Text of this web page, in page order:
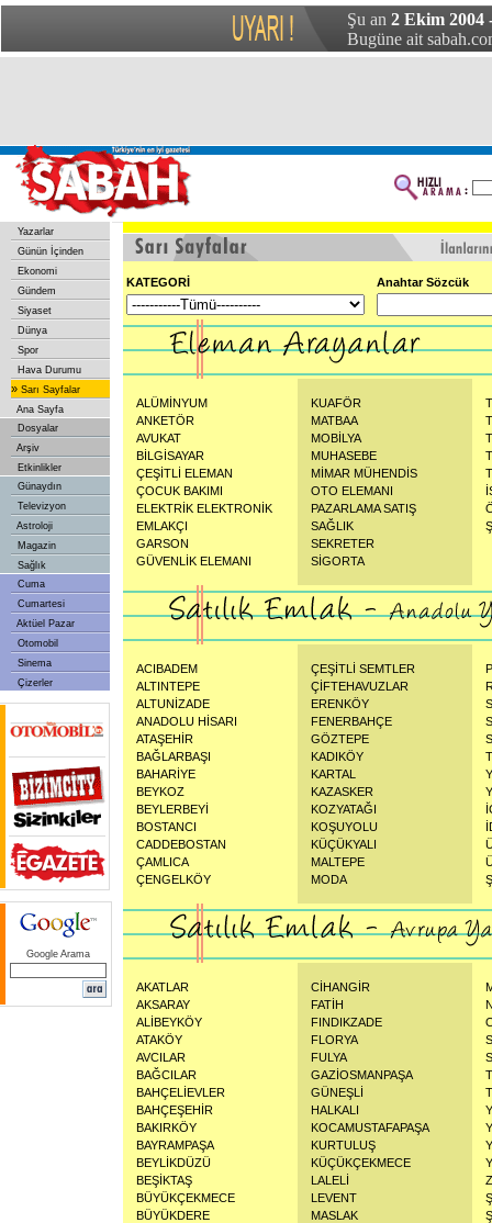
Şu an 2 Ekim 2004
Bugüne ait
Yazarlar
Günün İçinden
Ekonomi
Gündem
Siyaset
Dünya
Spor
Hava Durumu
» Sarı Sayfalar
Ana Sayfa
Dosyalar
Arşiv
Etkinlikler
Günaydın
Televizyon
Astroloji
Magazin
Sağlık
Cuma
Cumartesi
Aktüel Pazar
Otomobil
Sinema
Çizerler
Google Arama
KATEGORİ Anahtar Sözcük
ALÜMİNYUM
ANKETÖR
AVUKAT
BİLGİSAYAR
ÇEŞİTLİ ELEMAN
ÇOCUK BAKIMI
ELEKTRİK ELEKTRONİK
EMLAKÇI
GARSON
GÜVENLİK ELEMANI
KUAFÖR
MATBAA
MOBİLYA
MUHASEBE
MİMAR MÜHENDİS
OTO ELEMANI
PAZARLAMA SATIŞ
SAĞLIK
SEKRETER
SİGORTA
ACIBADEM
ALTINTEPE
ALTUNİZADE
ANADOLU HİSARI
ATAŞEHİR
BAĞLARBAŞI
BAHARİYE
BEYKOZ
BEYLERBEYİ
BOSTANCI
CADDEBOSTAN
ÇAMLICA
ÇENGELKÖY
ÇEŞİTLİ SEMTLER
ÇİFTEHAVUZLAR
ERENKÖY
FENERBAHÇE
GÖZTEPE
KADIKÖY
KARTAL
KAZASKER
KOZYATAĞI
KOŞUYOLU
KÜÇÜKYALI
MALTEPE
MODA
AKATLAR
AKSARAY
ALİBEYKÖY
ATAKÖY
AVCILAR
BAĞCILAR
BAHÇELİEVLER
BAHÇEŞEHİR
BAKIRKÖY
BAYRAMPAŞA
BEYLİKDÜZÜ
BEŞİKTAŞ
BÜYÜKÇEKMECE
BÜYÜKDERE
CİHANGİR
FATİH
FINDIKZADE
FLORYA
FULYA
GAZİOSMANPAŞA
GÜNEŞLİ
HALKALI
KOCAMUSTAFAPAŞA
KURTULUŞ
KÜÇÜKÇEKMECE
LALELİ
LEVENT
MASLAK